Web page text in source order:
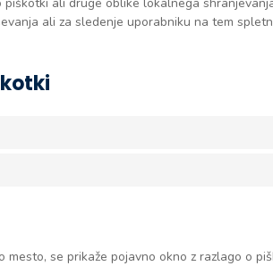
ali za sledenje uporabniku na tem
mesto, se prikaže pojavno okno z razlago o